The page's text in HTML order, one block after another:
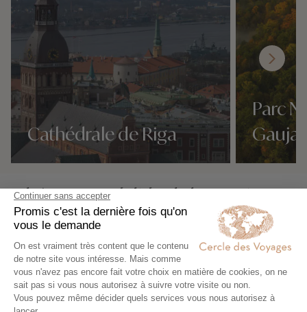
Cathédrale de Riga
Parc
Gauja
Château médiéval de Cēsis
selon vos envies
Voyage dans les
Pays Baltes